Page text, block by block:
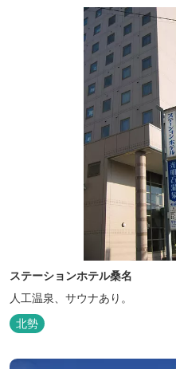
ステーションホテル桑名
人工温泉、サウナあり。
北勢